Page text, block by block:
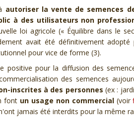
autoriser la vente de semences
à des utilisateurs non
loi agricole (« Équilibre dans le
avait été définitivement adopté
pour vice de forme (3).
positive pour la diffusion des
des semences
inscrites à des personnes (ex :
font un usage non commercial(voir
jamais été interdits pour la même